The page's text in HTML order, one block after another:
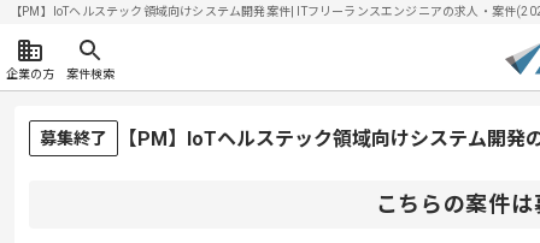
【PM】IoTヘルステック領域向けシステム開発案件| ITフリーランスエンジニアの求人・案件
企業の方 案件検索
募集終了 【PM】IoTヘルステック領域向けシステム開発
こちらの案件